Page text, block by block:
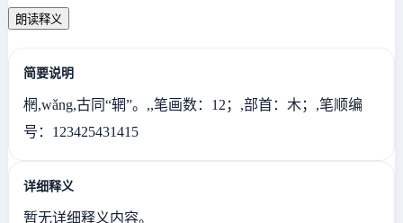
朗读释义
简要说明
棢,wǎng,古同“辋”。,,笔画数：12；,部首：木；,笔顺编
号：123425431415
详细释义
暂无详细释义内容。